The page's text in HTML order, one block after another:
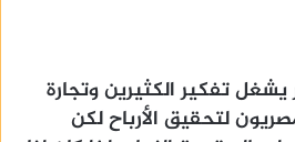
تفكير الكثيرين وتجارة
لتحقيق الأرباح لكن